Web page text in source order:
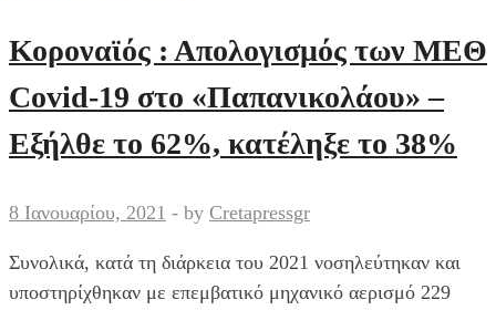
το
τρίτο
κύμα,
η
πρωτοβάθμια
και
Κοροναϊός : Απολογισμός των ΜΕΘ
Covid-19 στο «Παπανικολάου» –
Εξήλθε το 62%, κατέληξε το 38%
8 Ιανουαρίου, 2021 - by Cretapressgr
Συνολικά, κατά τη διάρκεια του 2021 νοσηλεύτηκαν και
υποστηρίχθηκαν με επεμβατικό μηχανικό αερισμό 229